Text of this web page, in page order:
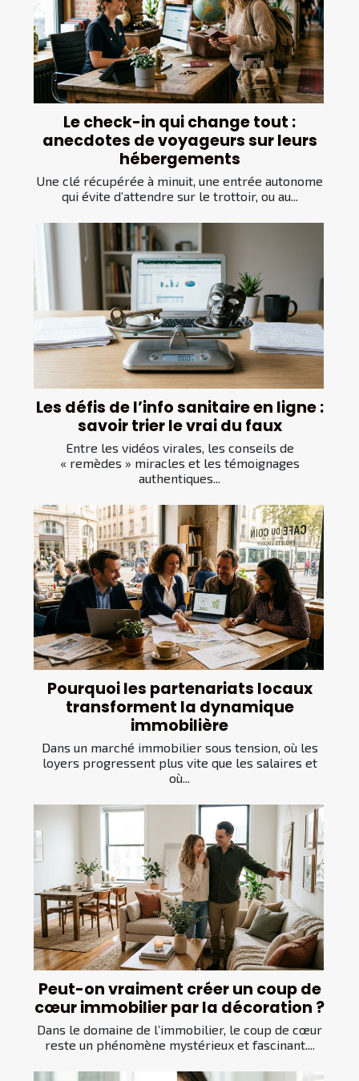
Le check-in qui change tout :
anecdotes de voyageurs sur leurs
hébergements
Une clé récupérée à minuit, une entrée autonome
qui évite d’attendre sur le trottoir, ou au...
Les défis de l’info sanitaire en ligne :
savoir trier le vrai du faux
Entre les vidéos virales, les conseils de
« remèdes » miracles et les témoignages
authentiques...
Pourquoi les partenariats locaux
transforment la dynamique
immobilière
Dans un marché immobilier sous tension, où les
loyers progressent plus vite que les salaires et
où...
Peut-on vraiment créer un coup de
cœur immobilier par la décoration ?
Dans le domaine de l’immobilier, le coup de cœur
reste un phénomène mystérieux et fascinant....